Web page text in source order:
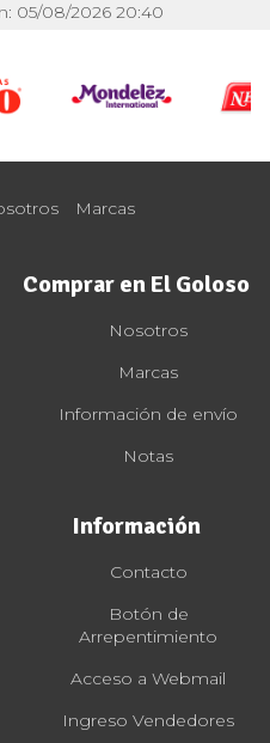
05/08/2026 20:40
Marcas
Comprar en El Goloso
Nosotros
Marcas
Información de envío
Notas
Información
Contacto
Botón de
Arrepentimiento
Acceso a Webmail
Ingreso Vendedores